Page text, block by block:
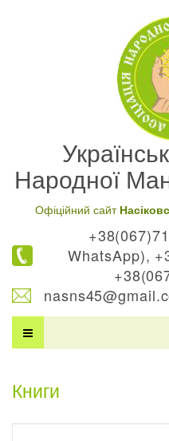
Народної
Офіційний сайт
WhatsApp),
Книги